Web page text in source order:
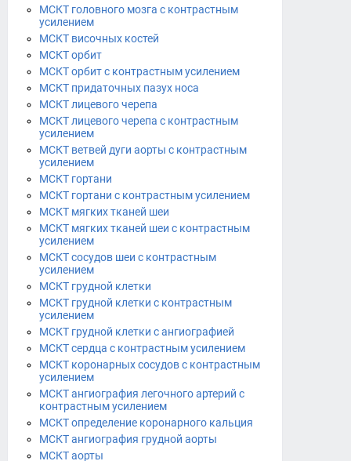
МСКТ головного мозга с контрастным
усилением
МСКТ височных костей
МСКТ орбит
МСКТ орбит с контрастным усилением
МСКТ придаточных пазух носа
МСКТ лицевого черепа
МСКТ лицевого черепа с контрастным
усилением
МСКТ ветвей дуги аорты с контрастным
усилением
МСКТ гортани
МСКТ гортани с контрастным усилением
МСКТ мягких тканей шеи
МСКТ мягких тканей шеи с контрастным
усилением
МСКТ сосудов шеи с контрастным
усилением
МСКТ грудной клетки
МСКТ грудной клетки с контрастным
усилением
МСКТ грудной клетки с ангиографией
МСКТ сердца с контрастным усилением
МСКТ коронарных сосудов с контрастным
усилением
МСКТ ангиография легочного артерий с
контрастным усилением
МСКТ определение коронарного кальция
МСКТ ангиография грудной аорты
МСКТ аорты